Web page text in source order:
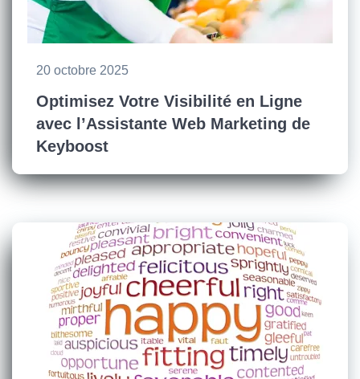
20 octobre 2025
Optimisez Votre Visibilité en Ligne
avec l’Assistante Web Marketing de
Keyboost